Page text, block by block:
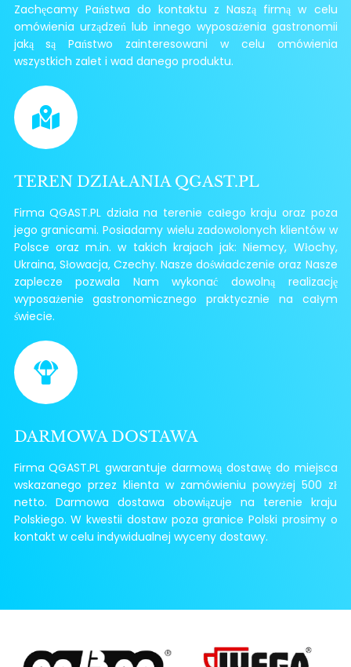
Zachęcamy Państwa do kontaktu z Naszą firmą w celu
omówienia urządzeń lub innego wyposażenia gastronomii
jaką są Państwo zainteresowani w celu omówienia
wszystkich zalet i wad danego produktu.
TEREN DZIAŁANIA QGAST.PL
Firma QGAST.PL działa na terenie całego kraju oraz poza
jego granicami. Posiadamy wielu zadowolonych klientów w
Polsce oraz m.in. w takich krajach jak: Niemcy, Włochy,
Ukraina, Słowacja, Czechy. Nasze doświadczenie oraz Nasze
zaplecze pozwala Nam wykonać dowolną realizację
wyposażenie gastronomicznego praktycznie na całym
świecie.
DARMOWA DOSTAWA
Firma QGAST.PL gwarantuje darmową dostawę do miejsca
wskazanego przez klienta w zamówieniu powyżej 500 zł
netto. Darmowa dostawa obowiązuje na terenie kraju
Polskiego. W kwestii dostaw poza granice Polski prosimy o
kontakt w celu indywidualnej wyceny dostawy.